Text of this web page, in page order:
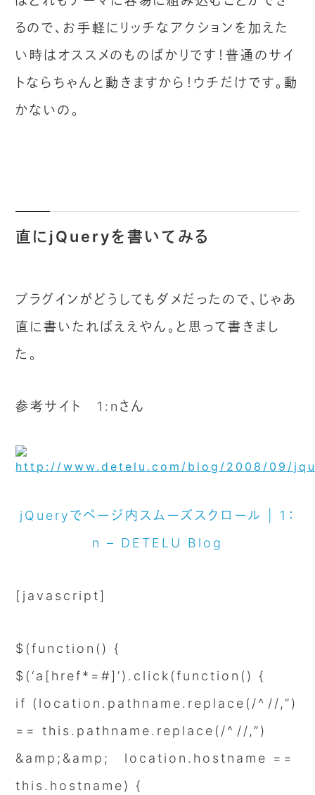
るので、お手軽にリッチなアクションを加えた
い時はオススメのものばかりです！普通のサイ
トならちゃんと動きますから！ウチだけです。動
かないの。
直にjQueryを書いてみる
プラグインがどうしてもダメだったので、じゃあ
直に書いたればええやん。と思って書きまし
た。
参考サイト 1:nさん
jQueryでページ内スムーズスクロール | 1：
n – DETELU Blog
[javascript]
$(function() {
$(‘a[href*=#]’).click(function() {
if (location.pathname.replace(/^//,”)
== this.pathname.replace(/^//,”)
&amp;&amp; location.hostname ==
this.hostname) {